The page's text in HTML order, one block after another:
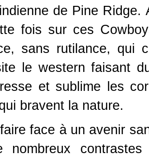
de Pine
fois sur ces
sans rutilance, qui
le western faisant
et sublime les
bravent la nature.
face à un avenir
nombreux